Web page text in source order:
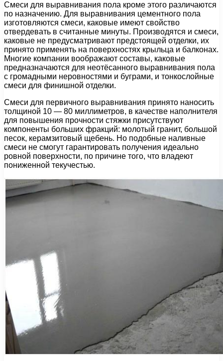
Смеси для выравнивания пола кроме этого различаются
по назначению. Для выравнивания цементного пола
изготовляются смеси, каковые имеют свойство
отвердевать в считанные минуты. Производятся и смеси,
каковые не предусматривают предстоящей отделки, их
принято применять на поверхностях крыльца и балконах.
Многие компании воображают составы, каковые
предназначаются для неотёсанного выравнивания пола
с громадными неровностями и буграми, и тонкослойные
смеси для финишной отделки.
Смеси для первичного выравнивания принято наносить
толщиной 10 — 80 миллиметров, в качестве наполнителя
для повышения прочности стяжки присутствуют
компоненты больших фракций: молотый гранит, большой
песок, керамзитовый щебень. Но подобные наливные
смеси не смогут гарантировать получения идеально
ровной поверхности, по причине того, что владеют
пониженной текучестью.